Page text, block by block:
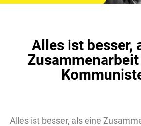
Alles ist besser,
Alles ist besser, als eine